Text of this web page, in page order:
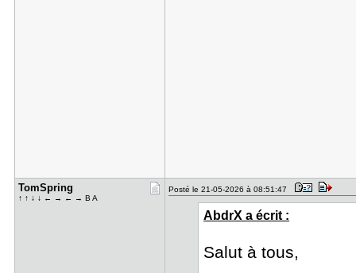
TomSpring
↑ ↑ ↓ ↓ ← → ← → B A
Posté le 21-05-2026 à 08:51:47
AbdrX a écrit :
Salut à tous,